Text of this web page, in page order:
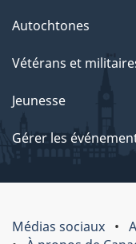
Autochtones
Vétérans et
Jeunesse
Gérer les
Médias sociaux